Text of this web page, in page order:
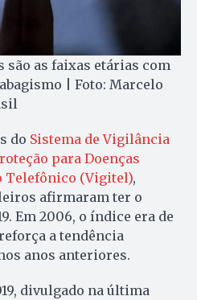
são as faixas etárias com
| Foto: Marcelo
do Sistema de Vigilância
para Doenças
Telefônico (Vigitel),
afirmaram ter o
Em 2006, o índice era de
reforça a tendência
anos anteriores.
divulgado na última